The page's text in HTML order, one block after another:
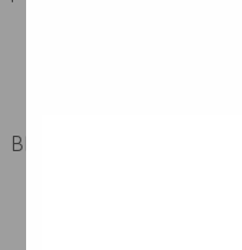
BIBLIOGRAFIA: